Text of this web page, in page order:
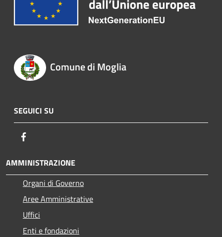
Comune di Moglia
SEGUICI SU
AMMINISTRAZIONE
Organi di Governo
Aree Amministrative
Uffici
Enti e fondazioni